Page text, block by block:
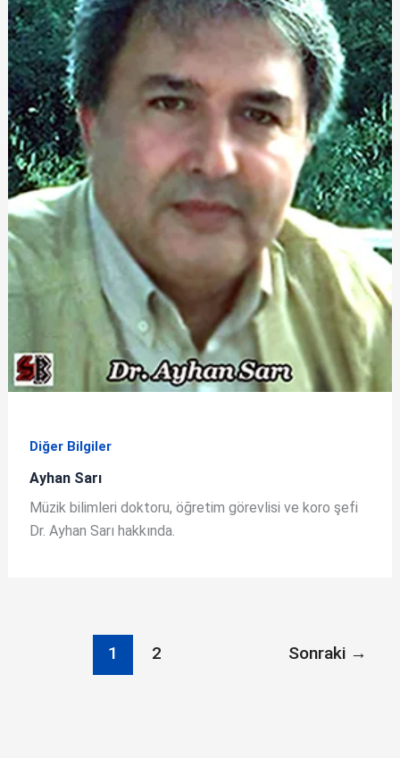
Diğer Bilgiler
Ayhan Sarı
Müzik bilimleri doktoru, öğretim görevlisi ve koro şefi
Dr. Ayhan Sarı hakkında.
1 2 Sonraki →